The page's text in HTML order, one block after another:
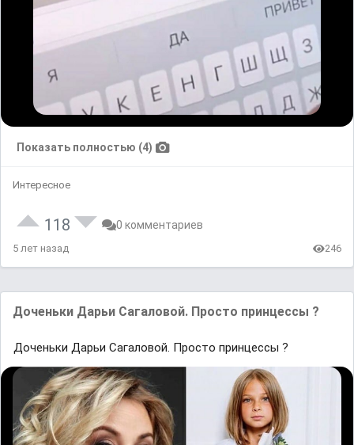
Показать полностью (4)
Интересное
118 0 комментариев
5 лет назад 246
Доченьки Дарьи Сагаловой. Просто принцессы ?
Доченьки Дарьи Сагаловой. Просто принцессы ?